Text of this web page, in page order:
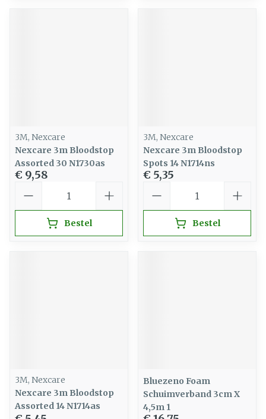
3M, Nexcare
Nexcare 3m Bloodstop
Assorted 30 N1730as
€ 9,58
Bestel
3M, Nexcare
Nexcare 3m Bloodstop
Spots 14 N1714ns
€ 5,35
Bestel
3M, Nexcare
Nexcare 3m Bloodstop
Assorted 14 N1714as
Bluezeno Foam
Schuimverband 3cm X
4,5m 1